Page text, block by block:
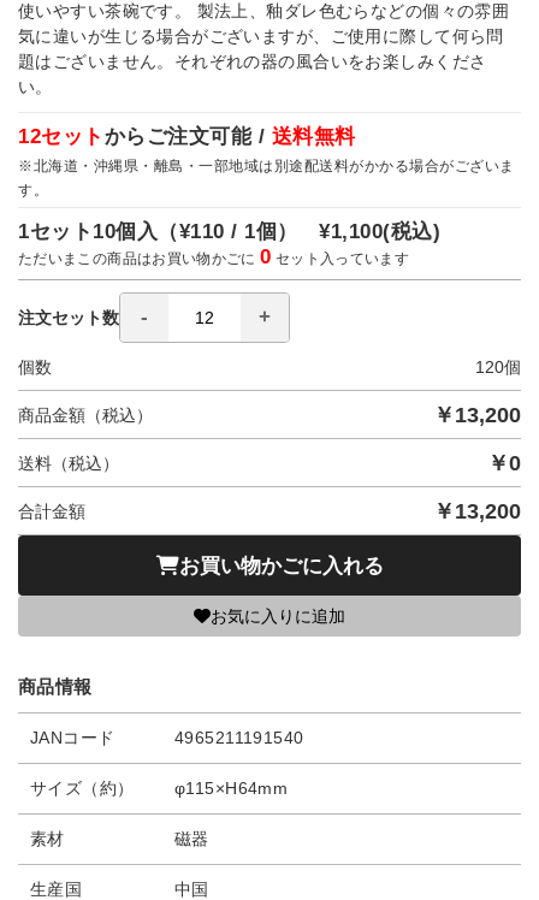
使いやすい茶碗です。 製法上、釉ダレ色むらなどの個々の雰囲
気に違いが生じる場合がございますが、ご使用に際して何ら問
題はございません。それぞれの器の風合いをお楽しみくださ
い。
12セット からご注文可能 / 送料無料
※北海道・沖縄県・離島・一部地域は別途配送料がかかる場合がございま
す。
1セット10個入（¥110 / 1個）¥1,100(税込)
ただいまこの商品はお買い物かごに0 セット入っています
注文セット数
個数 120個
商品金額（税込） ￥ 13,200
送料（税込） ￥0
合計金額 ￥ 13,200
お買い物かごに入れる
お気に入りに追加
商品情報
JANコード 4965211191540
サイズ（約） φ115×H64mm
素材 磁器
生産国 中国